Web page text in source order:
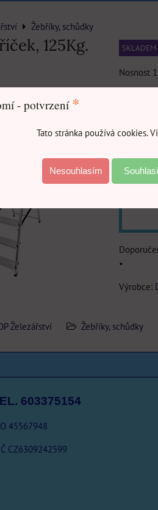
Žebříky, schůdky
125Kg.
SKLADEM
Nosnost
•
Výrobce:
Železářství Žebříky, schůdky
603375154
45567948
CZ6309242599
- potvrzení*
Tato stránka používá cookies.
Nesouhlasím